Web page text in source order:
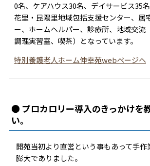
0名、ケアハウス30名、デイサービス35名
花里・昆陽里地域包括支援センター、居
ー、ホームヘルパー、診療所、地域交流
調理実習室、喫茶）となっています。
特別養護老人ホーム伸幸苑webページヘ
● プロカロリー導入のきっかけを
い。
開苑当初より直営という事もあって手
膨大でありました。